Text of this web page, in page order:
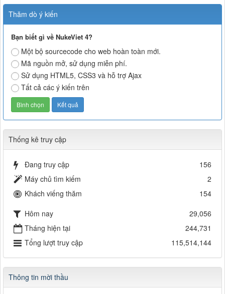
Thăm dò ý kiến
Bạn biết gì về NukeViet 4?
Một bộ sourcecode cho web hoàn toàn mới.
Mã nguồn mở, sử dụng miễn phí.
Sử dụng HTML5, CSS3 và hỗ trợ Ajax
Tất cả các ý kiến trên
Thống kê truy cập
Đang truy cập
156
Máy chủ tìm kiếm
2
Khách viếng thăm
154
Hôm nay
29,056
Tháng hiện tại
244,731
Tổng lượt truy cập
115,514,144
Thông tin mời thầu